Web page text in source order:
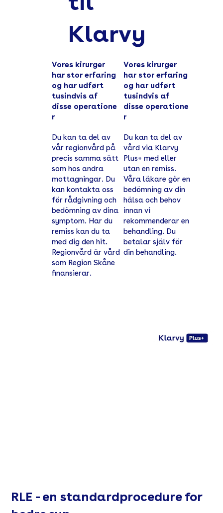
Klarvy
Vores kirurger
har stor erfaring
og har udført
tusindvis af
disse operatione
r
Du kan ta del av
vår regionvård på
precis samma sätt
som hos andra
mottagningar. Du
kan kontakta oss
för rådgivning och
bedömning av dina
symptom. Har du
remiss kan du ta
med dig den hit.
Regionvård är vård
som Region Skåne
finansierar.
Vores kirurger
har stor erfaring
og har udført
tusindvis af
disse operatione
r
Du kan ta del av
vård via Klarvy
Plus+ med eller
utan en remiss.
Våra läkare gör en
bedömning av din
hälsa och behov
innan vi
rekommenderar en
behandling. Du
betalar själv för
din behandling.
RLE - en standardprocedure for